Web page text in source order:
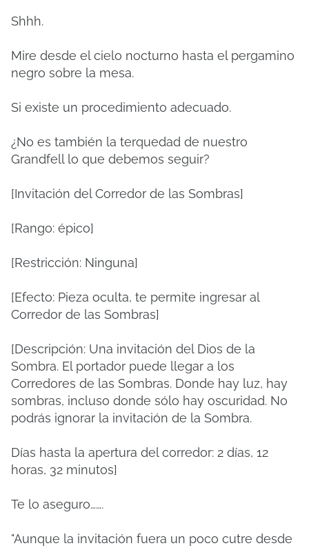
Shhh.
Mire desde el cielo nocturno hasta el pergamino
negro sobre la mesa.
Si existe un procedimiento adecuado.
¿No es también la terquedad de nuestro
Grandfell lo que debemos seguir?
[Invitación del Corredor de las Sombras]
[Rango: épico]
[Restricción: Ninguna]
[Efecto: Pieza oculta, te permite ingresar al
Corredor de las Sombras]
[Descripción: Una invitación del Dios de la
Sombra. El portador puede llegar a los
Corredores de las Sombras. Donde hay luz, hay
sombras, incluso donde sólo hay oscuridad. No
podrás ignorar la invitación de la Sombra.
Días hasta la apertura del corredor: 2 días, 12
horas, 32 minutos]
Te lo aseguro…….
"Aunque la invitación fuera un poco cutre desde